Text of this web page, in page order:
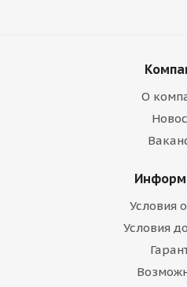
О
Условия
Условия